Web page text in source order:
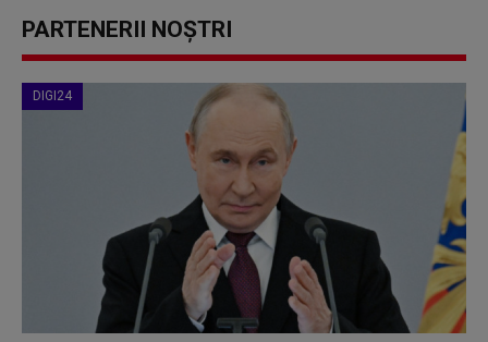
PARTENERII NOȘTRI
DIGI24